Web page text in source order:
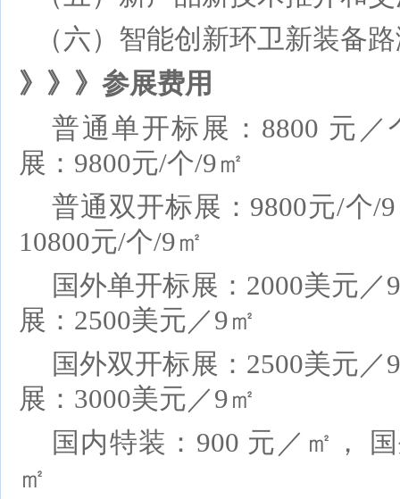
（六）智能创新环卫新装备
》》》参展费用
普通单开标展： 8800 元／
展： 9800元/个/9㎡
普通双开标展： 9800元/个/
10800元/个/9㎡
国外单开标展： 2000美元／
展： 2500美元／9㎡
国外双开标展： 2500美元／
展： 3000美元／9㎡
国内特装： 900 元／ ㎡，
㎡